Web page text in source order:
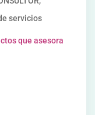
servicios
que asesora